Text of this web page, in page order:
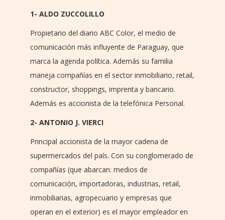
1- ALDO ZUCCOLILLO
Propietario del diario ABC Color, el medio de
comunicación más influyente de Paraguay, que
marca la agenda política. Además su familia
maneja compañías en el sector inmobiliario, retail,
constructor, shoppings, imprenta y bancario.
Además es accionista de la telefónica Personal.
2- ANTONIO J. VIERCI
Principal accionista de la mayor cadena de
supermercados del país. Con su conglomerado de
compañías (que abarcan: medios de
comunicación, importadoras, industrias, retail,
inmobiliarias, agropecuario y empresas que
operan en el exterior) es el mayor empleador en